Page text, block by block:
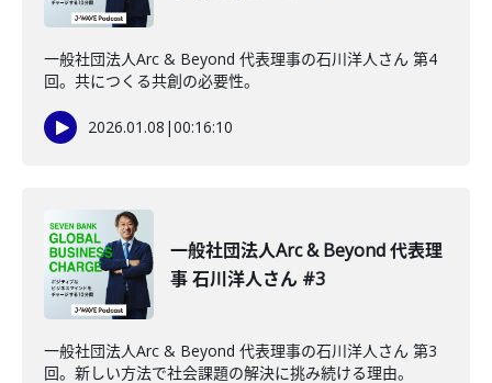
一般社団法人Arc & Beyond 代表理事の石川洋人さん 第4
回。共につくる共創の必要性。
2026.01.08 |00:16:10
一般社団法人Arc & Beyond 代表理
事 石川洋人さん #3
一般社団法人Arc & Beyond 代表理事の石川洋人さん 第3
回。新しい方法で社会課題の解決に挑み続ける理由。